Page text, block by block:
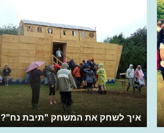
איך לשחק את המשחק "תיבת נח"?